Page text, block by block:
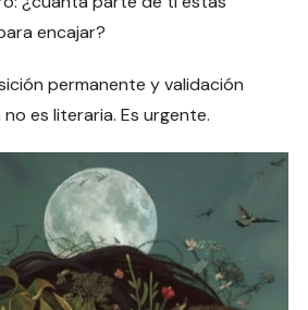
encajar?
permanente y validación
es literaria. Es urgente.